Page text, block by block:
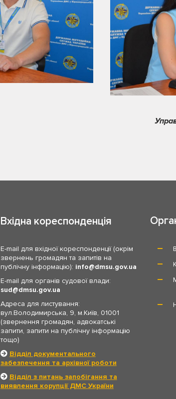
Вхідна кореспонденція
E-mail для вхідної кореспонденції (окрім
звернень громадян та запитів на
публічну інформацію): info
dmsu.gov.ua
E-mail для органів судової влади:
sud
dmsu.gov.ua
Адреса для листування:
вул.Володимирська, 9, м.Київ, 01001
(звернення громадян, адвокатські
запити, запити на публічну інформацію
тощо)
Відділ документального
забезпечення та архівної роботи
Відділ з питань запобігання та
виявлення корупції ДМС України